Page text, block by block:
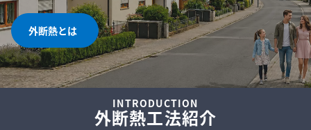
外断熱とは
INTRODUCTION
外断熱工法紹介